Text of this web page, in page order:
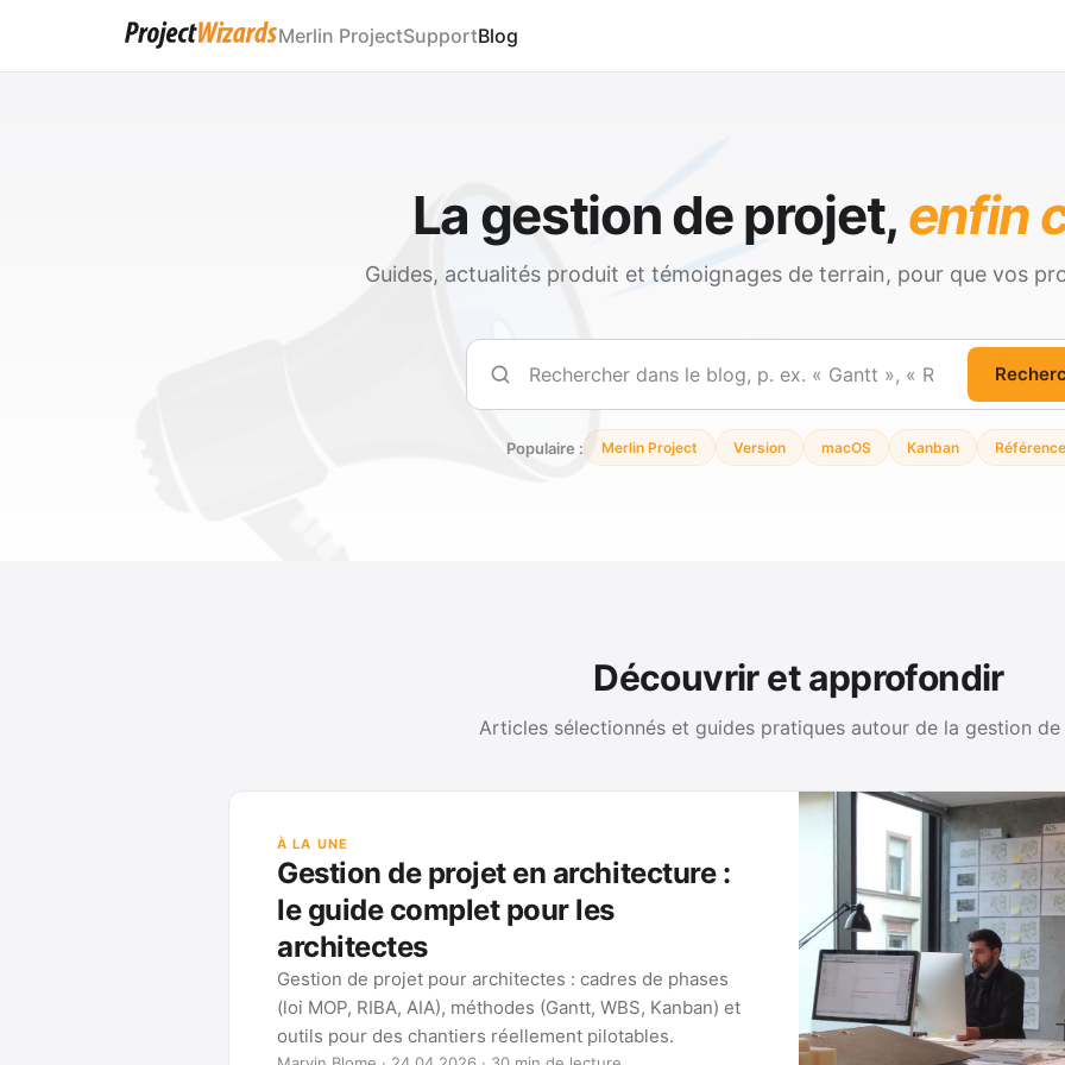
Merlin ProjectSupportBlog
La gestion de projet, enfin
Guides, actualités produit et témoignages de terrain, pour que vos
Rechercher
Populaire : Merlin Project Version macOS Kanban
Découvrir et approfondir
Articles sélectionnés et guides pratiques autour de la gestion
de projet en architecture :
projet pour architectes : cadres de phases
AIA), méthodes (Gantt, WBS, Kanban) et
des chantiers réellement pilotables.